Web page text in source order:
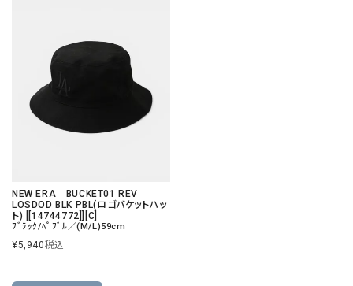
NEW ERA｜BUCKET01 REV
LOSDOD BLK PBL(ロゴバケットハッ
ト) [[14744772]][C]
ﾌﾞﾗｯｸ/ﾍﾟﾌﾞﾙ／(M/L)59cm
¥5,940税込